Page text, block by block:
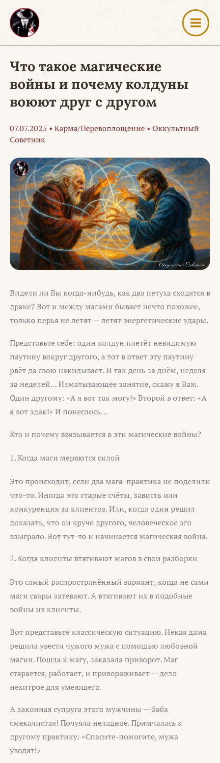
Перейти
содержимому
Что такое магические
войны и почему колдуны
воюют друг с другом
07.07.2025 • Карма/Перевоплощение • Оккультный
Советник
Видели ли Вы когда-нибудь, как два петуха сходятся в
драке? Вот и между магами бывает нечто похожее,
только перья не летят — летят энергетические удары.
Представьте себе: один колдун плетёт невидимую
паутину вокруг другого, а тот в ответ эту паутину
рвёт да свою накидывает. И так день за днём, неделя
за неделей… Изматывающее занятие, скажу я Вам.
Один другому: «А я вот так могу!» Второй в ответ: «А
я вот эдак!» И понеслось…
Кто и почему ввязывается в эти магические войны?
1. Когда маги меряются силой
Это происходит, если два мага-практика не поделили
что-то. Иногда это старые счёты, зависть или
конкуренция за клиентов. Или, когда один решил
доказать, что он круче другого, человеческое эго
взыграло. Вот тут-то и начинается магическая война.
2. Когда клиенты втягивают магов в свои разборки
Это самый распространённый вариант, когда не сами
маги свары затевают. А втягивают их в подобные
войны их клиенты.
Вот представьте классическую ситуацию. Некая дама
решила увести чужого мужа с помощью любовной
магии. Пошла к магу, заказала приворот. Маг
старается, работает, и привораживает — дело
нехитрое для умеющего.
А законная супруга этого мужчины — баба
смекалистая! Почуяла неладное. Примчалась к
другому практику: «Спасите-помогите, мужа
уводят!»